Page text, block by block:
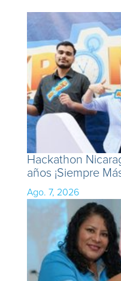
Hackathon
años ¡Siempre
Ago. 7, 2026